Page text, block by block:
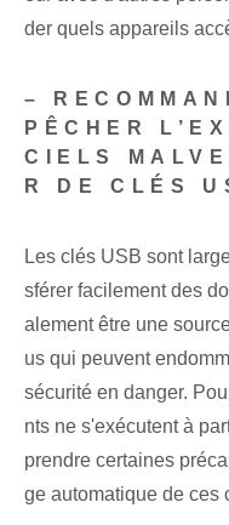
der quels appareils
–
PÊCHER
CIELS
R DE CLÉS
Les clés USB sont
sférer facilement des
alement être une
us qui peuvent
sécurité en danger.
nts ne s'exécutent à
prendre certaines
ge automatique de ces